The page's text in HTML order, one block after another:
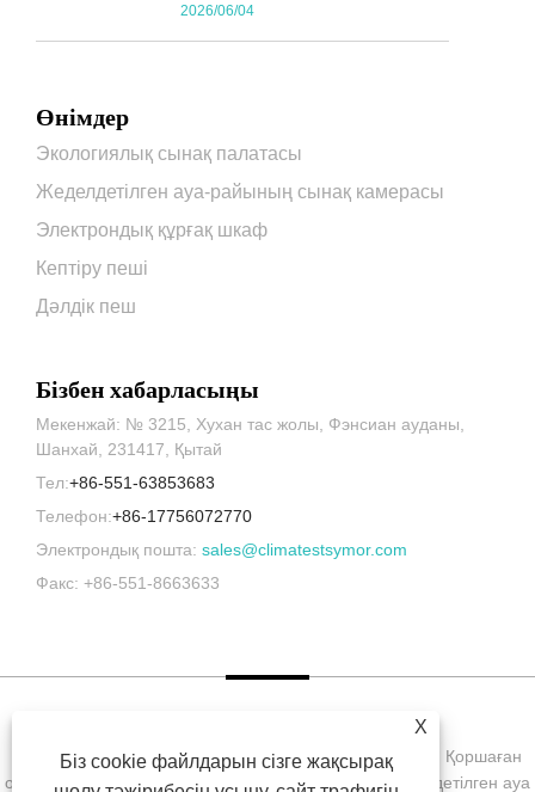
2026/06/04
Өнімдер
Экологиялық сынақ палатасы
Жеделдетілген ауа-райының сынақ камерасы
Электрондық құрғақ шкаф
Кептіру пеші
Дәлдік пеш
Бізбен хабарласыңы
Мекенжай: № 3215, Хухан тас жолы, Фэнсиан ауданы,
Шанхай, 231417, Қытай
Тел:+86-551-63853683
Телефон:+86-17756072770
Электрондық пошта: sales@climatestsymor.com
Факс: +86-551-8663633
Copyright © 2022 Symor Instrument Equipment Co., Ltd. Қоршаған
ортаны сынау камерасы, электронды құрғақ шкаф, тездетілген ауа
X
Біз cookie файлдарын сізге жақсырақ